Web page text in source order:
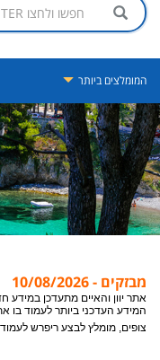
המומלצים ביותר
מבזקים - 10/08/2026
אתר יוון והאיים מתעדכן במידע
המידע העדכני ביותר לעמוד בו
צופים, מומלץ לבצע ריפרש לעמוד